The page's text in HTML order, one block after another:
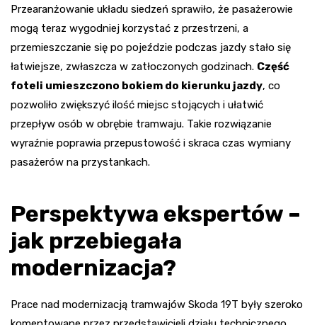
Przearanżowanie układu siedzeń sprawiło, że pasażerowie
mogą teraz wygodniej korzystać z przestrzeni, a
przemieszczanie się po pojeździe podczas jazdy stało się
łatwiejsze, zwłaszcza w zatłoczonych godzinach. Część
foteli umieszczono bokiem do kierunku jazdy, co
pozwoliło zwiększyć ilość miejsc stojących i ułatwić
przepływ osób w obrębie tramwaju. Takie rozwiązanie
wyraźnie poprawia przepustowość i skraca czas wymiany
pasażerów na przystankach.
Perspektywa ekspertów –
jak przebiegała
modernizacja?
Prace nad modernizacją tramwajów Skoda 19T były szeroko